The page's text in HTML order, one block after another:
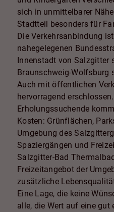
sich in unmittelbarer
Stadtteil besonders für
Die Verkehrsanbindung
nahegelegenen
Innenstadt von Salzgitter
Braunschweig-Wolfsburg
Auch mit öffentlichen
hervorragend erschlossen.
Erholungssuchende
Kosten: Grünflächen,
Umgebung des
Spaziergängen und
Salzgitter-Bad
Freizeitangebot der
zusätzliche
Eine Lage, die keine
alle, die Wert auf eine gut